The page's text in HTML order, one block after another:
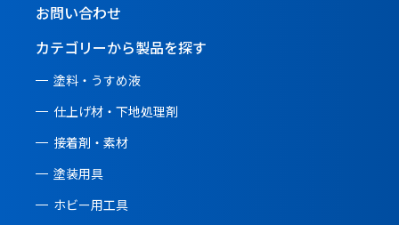
お問い合わせ
カテゴリーから製品を探す
塗料・うすめ液
仕上げ材・下地処理剤
接着剤・素材
塗装用具
ホビー用工具